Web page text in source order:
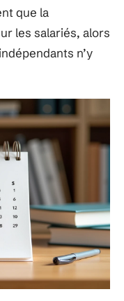
que la
les salariés, alors
n’y